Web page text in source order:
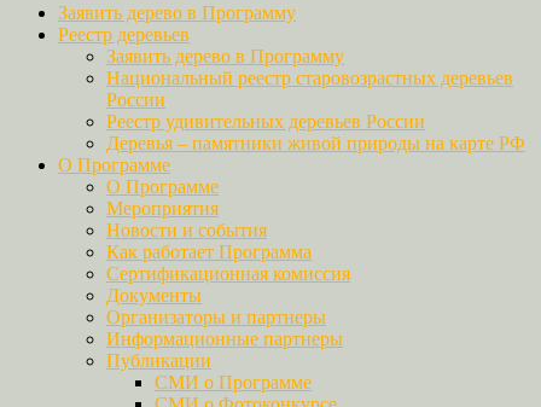
Заявить дерево в Программу
Реестр деревьев
Заявить дерево в Программу
Национальный реестр старовозрастных деревьев
России
Реестр удивительных деревьев России
Деревья – памятники живой природы на карте РФ
О Программе
О Программе
Мероприятия
Новости и события
Как работает Программа
Сертификационная комиссия
Документы
Организаторы и партнеры
Информационные партнеры
Публикации
СМИ о Программе